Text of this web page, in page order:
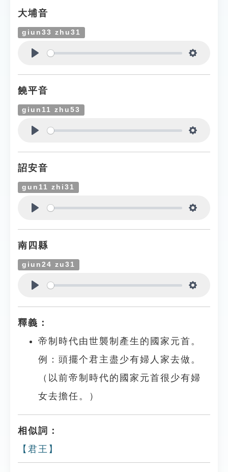
大埔音
giun33 zhu31
饒平音
giun11 zhu53
詔安音
gun11 zhi31
南四縣
giun24 zu31
釋義：
帝制時代由世襲制產生的國家元首。
例：頭擺个君主盡少有婦人家去做。
（以前帝制時代的國家元首很少有婦
女去擔任。）
相似詞：
【君王】